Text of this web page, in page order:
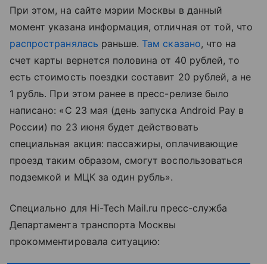
При этом, на сайте мэрии Москвы в данный
момент указана информация, отличная от той, что
распространялась раньше. Там сказано, что на
счет карты вернется половина от 40 рублей, то
есть стоимость поездки составит 20 рублей, а не
1 рубль. При этом ранее в пресс-релизе было
написано: «С 23 мая (день запуска Android Pay в
России) по 23 июня будет действовать
специальная акция: пассажиры, оплачивающие
проезд таким образом, смогут воспользоваться
подземкой и МЦК за один рубль».
Специально для Hi-Tech Mail.ru пресс-служба
Департамента транспорта Москвы
прокомментировала ситуацию: